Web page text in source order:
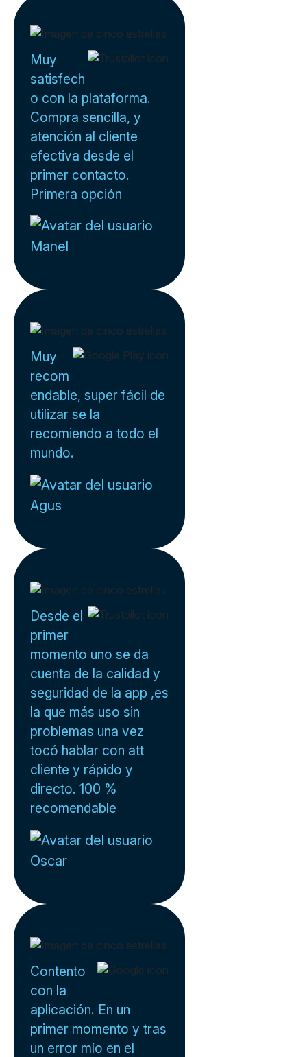
Muy
satisfech
o con la plataforma.
Compra sencilla, y
atención al cliente
efectiva desde el
primer contacto.
Primera opción
Manel
Muy
recom
endable, super fácil de
utilizar se la
recomiendo a todo el
mundo.
Agus
Desde el
primer
momento uno se da
cuenta de la calidad y
seguridad de la app ,es
la que más uso sin
problemas una vez
tocó hablar con att
cliente y rápido y
directo. 100 %
recomendable
Oscar
Contento
con la
aplicación. En un
primer momento y tras
un error mío en el